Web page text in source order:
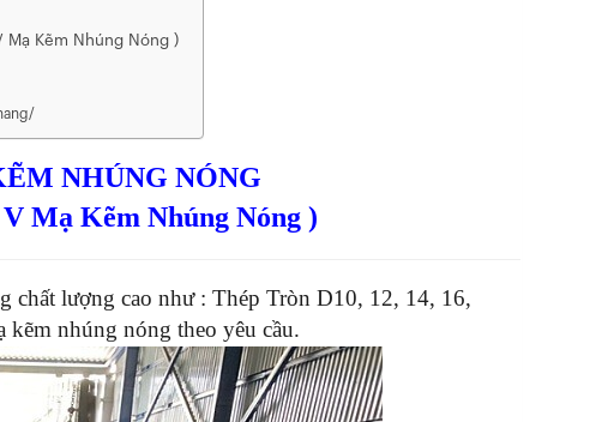
Mạ Kẽm Nhúng Nóng )
NHÚNG NÓNG
Mạ Kẽm Nhúng Nóng )
chất lượng cao như : Thép Tròn D10, 12, 14, 16,
nhúng nóng theo yêu cầu.